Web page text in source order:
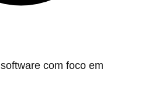
com foco em